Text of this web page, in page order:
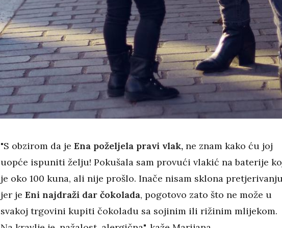
"S obzirom da je Ena poželjela pravi vlak, ne znam kako ću joj
uopće ispuniti želju! Pokušala sam provući vlakić na baterije
je oko 100 kuna, ali nije prošlo. Inače nisam sklona
jer je Eni najdraži dar čokolada, pogotovo zato što ne može u
svakoj trgovini kupiti čokoladu sa sojinim ili rižinim mlijekom.